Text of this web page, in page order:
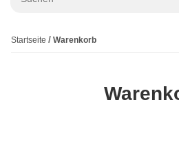
Startseite Warenkorb